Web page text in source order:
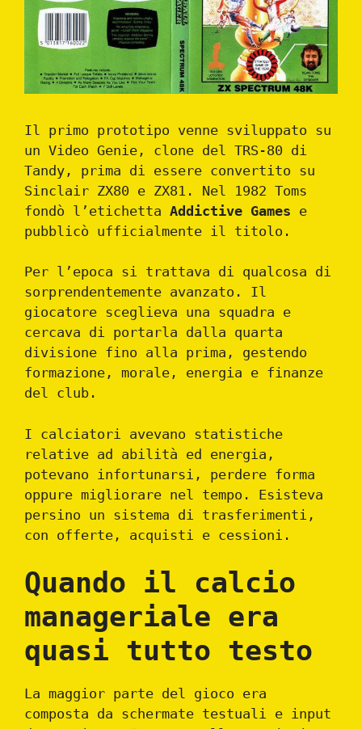
Il primo prototipo venne sviluppato su
un Video Genie, clone del TRS-80 di
Tandy, prima di essere convertito su
Sinclair ZX80 e ZX81. Nel 1982 Toms
fondò l’etichetta Addictive Games e
pubblicò ufficialmente il titolo.
Per l’epoca si trattava di qualcosa di
sorprendentemente avanzato. Il
giocatore sceglieva una squadra e
cercava di portarla dalla quarta
divisione fino alla prima, gestendo
formazione, morale, energia e finanze
del club.
I calciatori avevano statistiche
relative ad abilità ed energia,
potevano infortunarsi, perdere forma
oppure migliorare nel tempo. Esisteva
persino un sistema di trasferimenti,
con offerte, acquisti e cessioni.
Quando il calcio
manageriale era
quasi tutto testo
La maggior parte del gioco era
composta da schermate testuali e input